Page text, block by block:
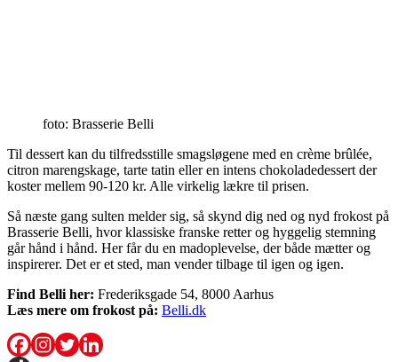
foto: Brasserie Belli
Til dessert kan du tilfredsstille smagsløgene med en crème brûlée,
citron marengskage, tarte tatin eller en intens chokoladedessert der
koster mellem 90-120 kr. Alle virkelig lækre til prisen.
Så næste gang sulten melder sig, så skynd dig ned og nyd frokost på
Brasserie Belli, hvor klassiske franske retter og hyggelig stemning
går hånd i hånd. Her får du en madoplevelse, der både mætter og
inspirerer. Det er et sted, man vender tilbage til igen og igen.
Find Belli her: Frederiksgade 54, 8000 Aarhus
Læs mere om frokost på: Belli.dk